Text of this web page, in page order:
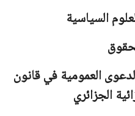
السياسية
العمومية في قانون
الجزائري